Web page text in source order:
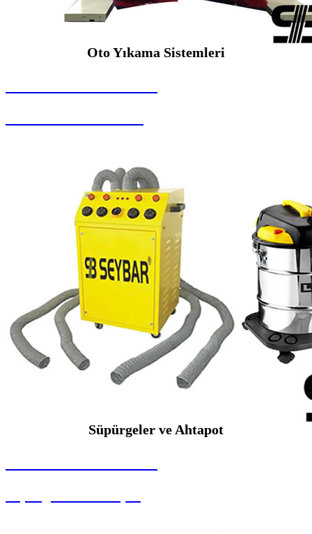
Oto Yıkama Sistemleri
Süpürgeler ve Ahtapot